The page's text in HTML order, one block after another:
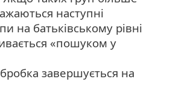
наступні
на батьківському рівні
«пошуком у
завершується на